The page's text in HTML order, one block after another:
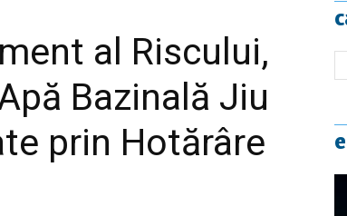
al Riscului,
Bazinală Jiu
prin Hotărâre